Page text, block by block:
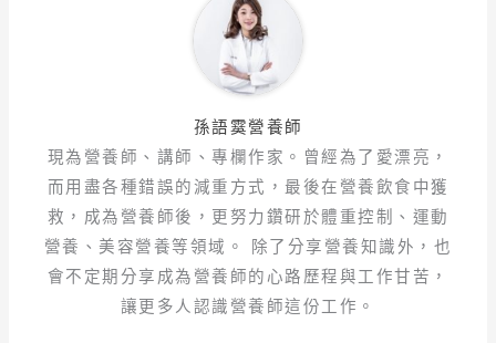
孫語霙營養師
現為營養師、講師、專欄作家。曾經為了愛漂亮，
而用盡各種錯誤的減重方式，最後在營養飲食中獲
救，成為營養師後，更努力鑽研於體重控制、運動
營養、美容營養等領域。 除了分享營養知識外，也
會不定期分享成為營養師的心路歷程與工作甘苦，
讓更多人認識營養師這份工作。